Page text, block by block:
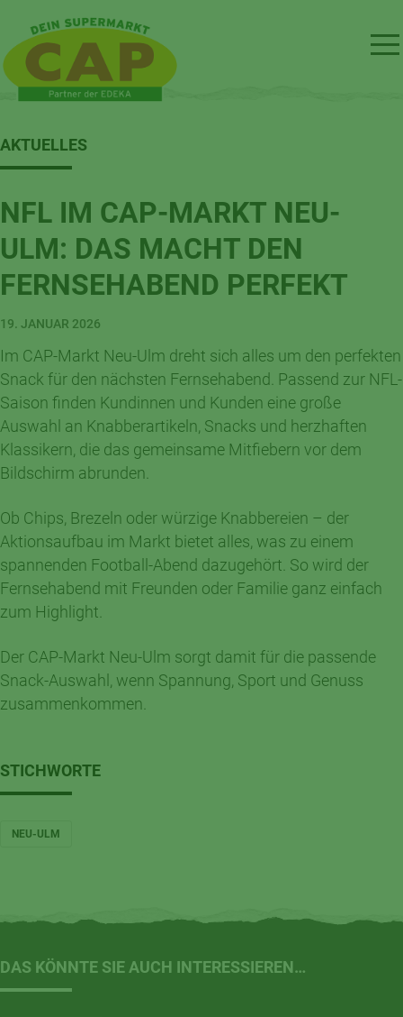
AKTUELLES
NFL IM CAP-MARKT NEU-
ULM: DAS MACHT DEN
FERNSEHABEND PERFEKT
19. JANUAR 2026
Im CAP-Markt Neu-Ulm dreht sich alles um den perfekten
Snack für den nächsten Fernsehabend. Passend zur NFL-
Saison finden Kundinnen und Kunden eine große
Auswahl an Knabberartikeln, Snacks und herzhaften
Klassikern, die das gemeinsame Mitfiebern vor dem
Bildschirm abrunden.
Ob Chips, Brezeln oder würzige Knabbereien – der
Aktionsaufbau im Markt bietet alles, was zu einem
spannenden Football-Abend dazugehört. So wird der
Fernsehabend mit Freunden oder Familie ganz einfach
zum Highlight.
Der CAP-Markt Neu-Ulm sorgt damit für die passende
Snack-Auswahl, wenn Spannung, Sport und Genuss
zusammenkommen.
STICHWORTE
NEU-ULM
DAS KÖNNTE SIE AUCH INTERESSIEREN…